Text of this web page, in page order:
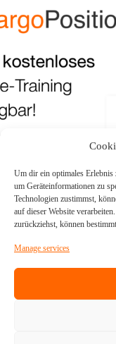
Um dir ein optimales
um Geräteinformationen zu
Technologien zustimmst,
auf dieser Website
zurückziehst, können
Manage services
🕹️ argoPositionPilot –